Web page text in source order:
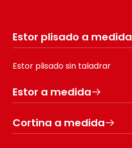
Estor plisado a medida
Estor plisado sin taladrar
Estor a medida
Cortina a medida